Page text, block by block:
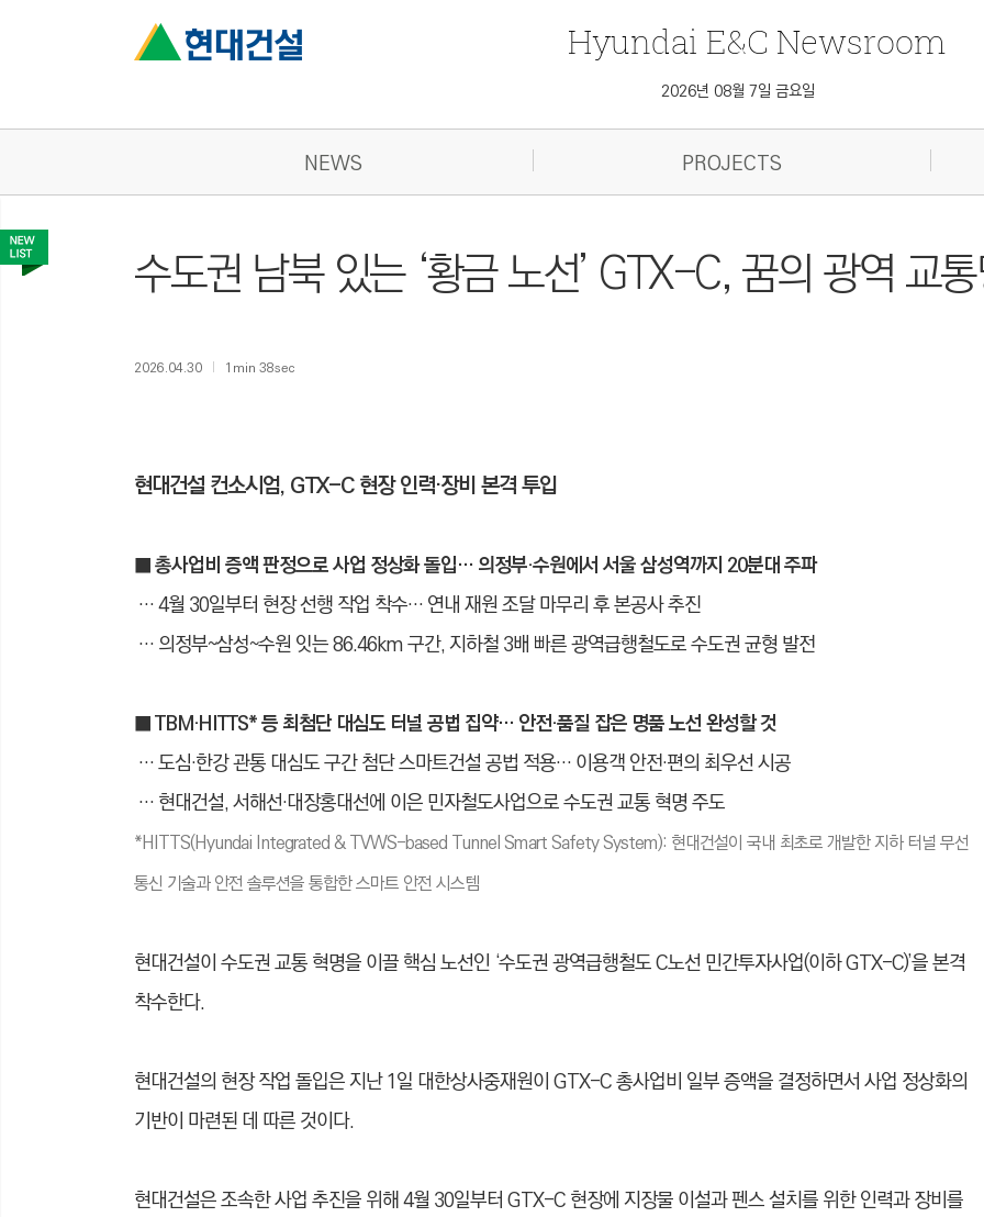
Hyundai E&C Newsroom
2026년 08월 7일 금요일
NEWS PROJECTS
수도권 남북 있는 ‘황금 노선’ GTX-C, 꿈의 광역 교
2026.04.30 1min 38sec
현대건설 컨소시엄, GTX-C 현장 인력·장비 본격 투입
■ 총사업비 증액 판정으로 사업 정상화 돌입… 의정부·수원에서 서울 삼성역까지 20분대 주파
… 4월 30일부터 현장 선행 작업 착수… 연내 재원 조달 마무리 후 본공사 추진
… 의정부~삼성~수원 잇는 86.46km 구간, 지하철 3배 빠른 광역급행철도로 수도권 균형 발전
■ TBM·HITTS* 등 최첨단 대심도 터널 공법 집약… 안전·품질 잡은 명품 노선 완성할 것
… 도심·한강 관통 대심도 구간 첨단 스마트건설 공법 적용… 이용객 안전·편의 최우선 시공
… 현대건설, 서해선·대장홍대선에 이은 민자철도사업으로 수도권 교통 혁명 주도
*HITTS(Hyundai Integrated & TVWS-based Tunnel Smart Safety System): 현대건설이 국내 최초로 개발한 지하 터널 무선
통신 기술과 안전 솔루션을 통합한 스마트 안전 시스템
현대건설이 수도권 교통 혁명을 이끌 핵심 노선인 ‘수도권 광역급행철도 C노선 민간투자사업(이하 GTX-C)’을 본격
착수한다.
현대건설의 현장 작업 돌입은 지난 1일 대한상사중재원이 GTX-C 총사업비 일부 증액을 결정하면서 사업 정상화의
기반이 마련된 데 따른 것이다.
현대건설은 조속한 사업 추진을 위해 4월 30일부터 GTX-C 현장에 지장물 이설과 펜스 설치를 위한 인력과 장비를